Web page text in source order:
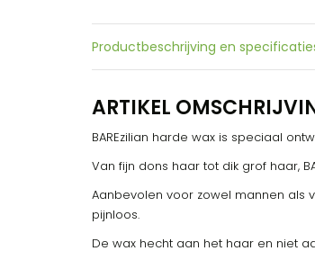
Productbeschrijving en
ARTIKEL
BAREzilian harde wax is speciaal
Van fijn dons haar tot dik grof haar,
Aanbevolen voor zowel mannen als
pijnloos.
De wax hecht aan het haar en niet